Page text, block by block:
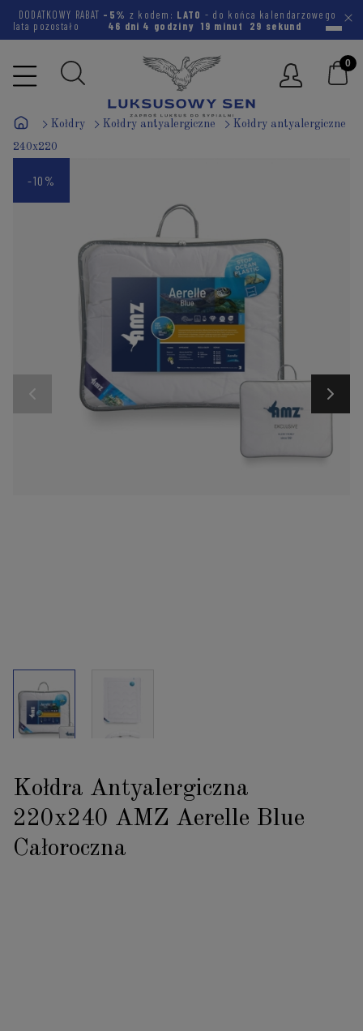
DODATKOWY RABAT -5% z kodem: LATO - do końca kalendarzowego
lata pozostało
46 dni 4 godziny 19 minut 28 sekund
Kołdry Kołdry antyalergiczne Kołdry antyalergiczne
240x220
Kołdra Antyalergiczna
220x240 AMZ Aerelle Blue
Całoroczna
-10%